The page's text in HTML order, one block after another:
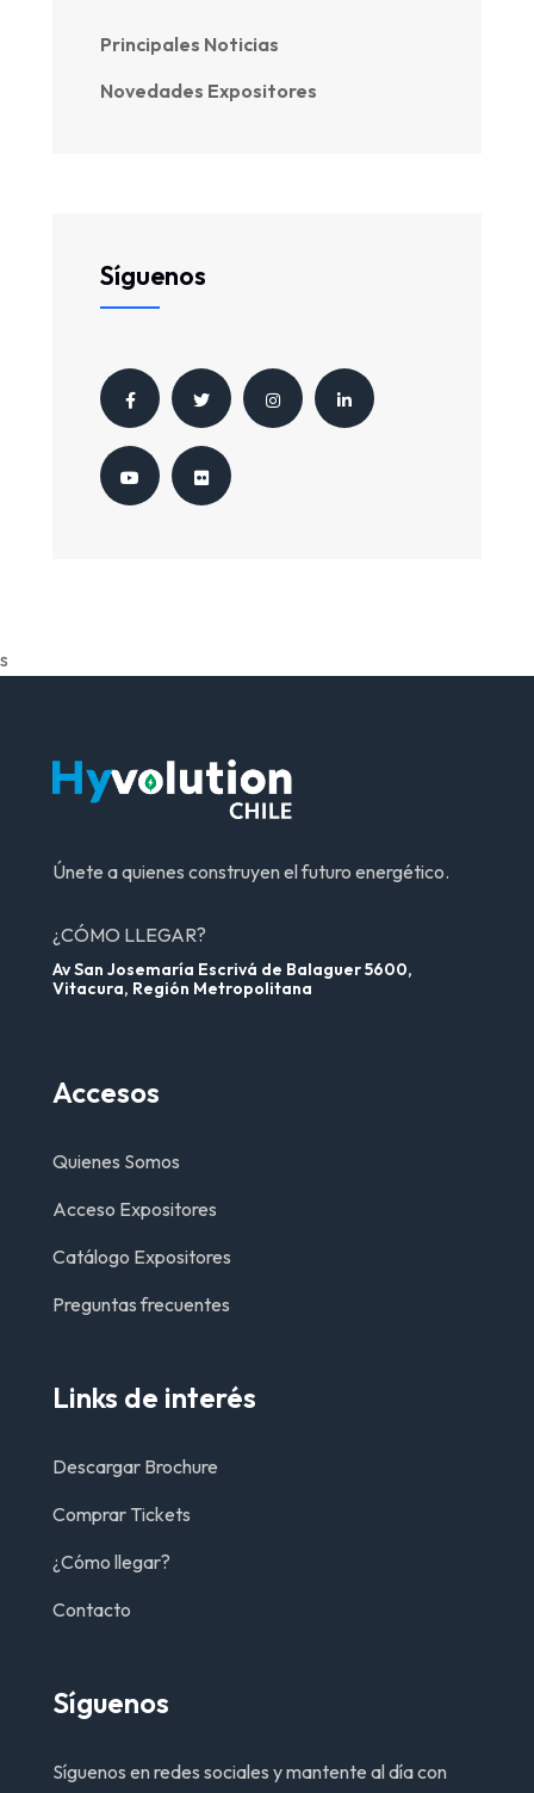
Principales Noticias
Novedades Expositores
Síguenos
s
Únete a quienes construyen el futuro energético.
¿CÓMO LLEGAR?
Av San Josemaría Escrivá de Balaguer 5600,
Vitacura, Región Metropolitana
Accesos
Quienes Somos
Acceso Expositores
Catálogo Expositores
Preguntas frecuentes
Links de interés
Descargar Brochure
Comprar Tickets
¿Cómo llegar?
Contacto
Síguenos
Síguenos en redes sociales y mantente al día con